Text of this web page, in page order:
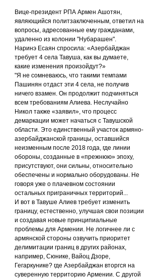
Вице-президент РПА Армен Ашотян,
являющийся политзаключенным, ответил на
вопросы, адресованные ему гражданами,
удаленно из колонии "Нубарашен".
Наринэ Есаян спросила: «Азербайджан
требует 4 села Тавуша, как вы думаете,
какие изменения произойдут?»
"Я не сомневаюсь, что такими темпами
Пашинян отдаст эти 4 села, не получив
ничего взамен. Он продолжит подчиняться
всем требованиям Алиева. Неслучайно
Никол также «заявил», что процесс
демаркации может начаться с Тавушской
области. Это единственный участок армяно-
азербайджанской границы, оставшийся
неизменным после 2018 года, где линии
обороны, созданные в «прежнюю» эпоху,
присутствуют, они сильны, относительно
обеспечены и нормально оборудованы. Не
говоря уже о плачевном состоянии
остальных приграничных территорий...
И вот в Тавуше Алиев требует изменить
границу, естественно, улучшая свои позиции
и создавая новые принципиальные
проблемы для Армении. Не логичнее ли с
армянской стороны озвучить приоритет
делимитации границ в других районах,
например, Сюнике, Вайоц Дзоре,
Гегаркунике? где Азербайджан вторгся на
суверенную территорию Армении. С другой